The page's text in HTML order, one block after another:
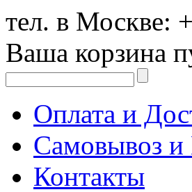
тел. в Москве:
Ваша корзина
Оплата и
Самовывоз
Контакты